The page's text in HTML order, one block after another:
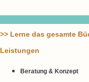
>> Lerne das gesamte
Leistungen
Beratung & Konzept